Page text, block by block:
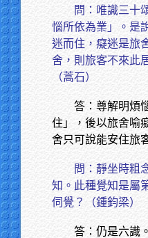
問：唯識三十
惱所依為業」。是
迷而住，癡迷是旅
舍，則旅客不來此
（蒿石）
答：尊解明煩
住」，後以旅舍喻
舍只可說能安住旅
問：靜坐時粗
知。此種覺知是屬
伺覺？（鍾鈞梁）
答：仍是六識。